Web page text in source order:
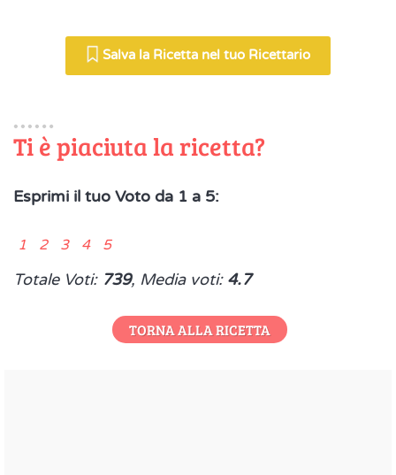
Salva la Ricetta nel tuo Ricettario
Ti è piaciuta la ricetta?
Esprimi il tuo Voto da 1 a 5:
1 2 3 4 5
Totale Voti: 739, Media voti: 4.7
TORNA ALLA RICETTA